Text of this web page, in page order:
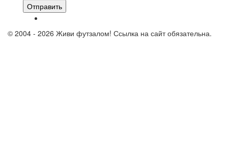
Отправить
© 2004 - 2026 Живи футзалом! Ссылка на сайт обязательна.